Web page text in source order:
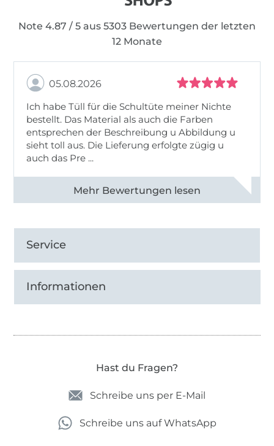
Note 4.87 / 5 aus 5303 Bewertungen der letzten
12 Monate
05.08.2026
Ich habe Tüll für die Schultüte meiner Nichte
bestellt. Das Material als auch die Farben
entsprechen der Beschreibung u Abbildung u
sieht toll aus. Die Lieferung erfolgte zügig u
auch das Pre ...
Alle 82950 Bewertungen ansehen
Service
Informationen
Hast du Fragen?
Schreibe uns per E-Mail
Schreibe uns auf WhatsApp